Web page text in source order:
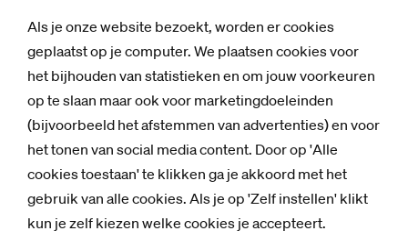
Als je onze website bezoekt, worden er cookies
geplaatst op je computer. We plaatsen cookies voor
het bijhouden van statistieken en om jouw voorkeuren
op te slaan maar ook voor marketingdoeleinden
(bijvoorbeeld het afstemmen van advertenties) en voor
het tonen van social media content. Door op 'Alle
cookies toestaan' te klikken ga je akkoord met het
gebruik van alle cookies. Als je op 'Zelf instellen' klikt
kun je zelf kiezen welke cookies je accepteert.